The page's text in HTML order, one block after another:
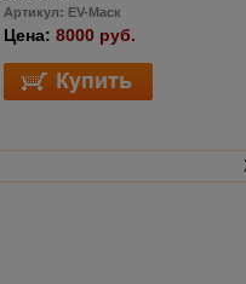
Артикул: EV-Маск
Цена: 8000 руб.